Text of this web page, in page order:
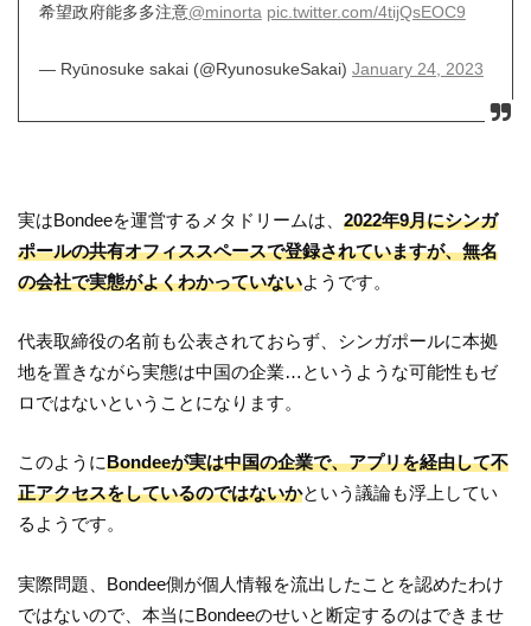
希望政府能多多注意@minorta pic.twitter.com/4tijQsEOC9
— Ryūnosuke sakai (@RyunosukeSakai) January 24, 2023
実はBondeeを運営するメタドリームは、2022年9月にシンガ
ポールの共有オフィススペースで登録されていますが、無名
の会社で実態がよくわかっていないようです。
代表取締役の名前も公表されておらず、シンガポールに本拠
地を置きながら実態は中国の企業…というような可能性もゼ
ロではないということになります。
このようにBondeeが実は中国の企業で、アプリを経由して不
正アクセスをしているのではないかという議論も浮上してい
るようです。
実際問題、Bondee側が個人情報を流出したことを認めたわけ
ではないので、本当にBondeeのせいと断定するのはできませ